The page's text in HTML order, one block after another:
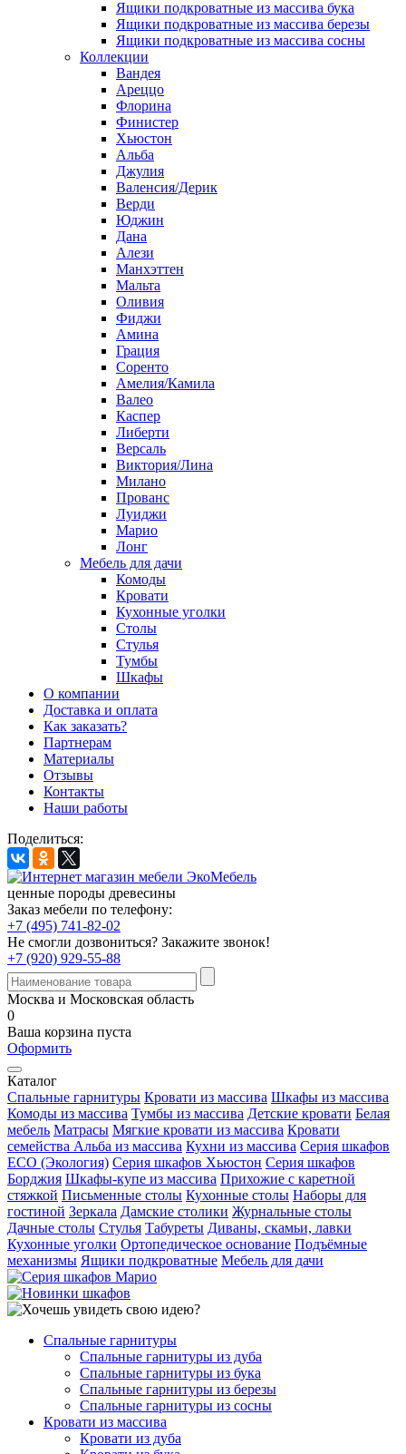
Ящики подкроватные из массива бука
Ящики подкроватные из массива березы
Ящики подкроватные из массива сосны
Коллекции
Вандея
Ареццо
Флорина
Финистер
Хьюстон
Альба
Джулия
Валенсия/Дерик
Верди
Юджин
Дана
Алези
Манхэттен
Мальта
Оливия
Фиджи
Амина
Грация
Соренто
Амелия/Камила
Валео
Каспер
Либерти
Версаль
Виктория/Лина
Милано
Прованс
Луиджи
Марио
Лонг
Мебель для дачи
Комоды
Кровати
Кухонные уголки
Столы
Стулья
Тумбы
Шкафы
О компании
Доставка и оплата
Как заказать?
Партнерам
Материалы
Отзывы
Контакты
Наши работы
Поделиться:
ценные породы древесины
Заказ мебели по телефону:
+7 (495) 741-82-02
Не смогли дозвониться? Закажите звонок!
+7 (920) 929-55-88
Москва и Московская область
0
Ваша корзина пуста
Оформить
Каталог
Спальные гарнитуры Кровати из массива Шкафы из массива
Комоды из массива Тумбы из массива Детские кровати Белая
мебель Матрасы Мягкие кровати из массива Кровати
семейства Альба из массива Кухни из массива Серия шкафов
ECO (Экология) Серия шкафов Хьюстон Серия шкафов
Борджия Шкафы-купе из массива Прихожие с каретной
стяжкой Письменные столы Кухонные столы Наборы для
гостиной Зеркала Дамские столики Журнальные столы
Дачные столы Стулья Табуреты Диваны, скамьи, лавки
Кухонные уголки Ортопедическое основание Подъёмные
механизмы Ящики подкроватные Мебель для дачи
Спальные гарнитуры
Спальные гарнитуры из дуба
Спальные гарнитуры из бука
Спальные гарнитуры из березы
Спальные гарнитуры из сосны
Кровати из массива
Кровати из дуба